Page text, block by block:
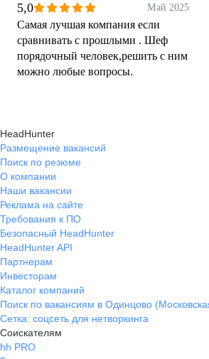
5,0
Май 2025
Самая лучшая компания если
сравнивать с прошлыми . Шеф
порядочный человек,решить с ним
можно любые вопросы.
HeadHunter
Размещение вакансий
Поиск по резюме
О компании
Наши вакансии
Реклама на сайте
Требования к ПО
Безопасный HeadHunter
HeadHunter API
Партнерам
Инвесторам
Каталог компаний
Поиск по вакансиям в Одинцово
Сетка: соцсеть для нетворкинга
Соискателям
hh PRO